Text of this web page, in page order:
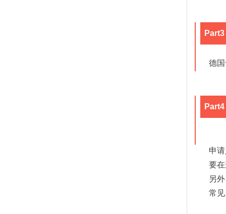
德
申
要
另
常